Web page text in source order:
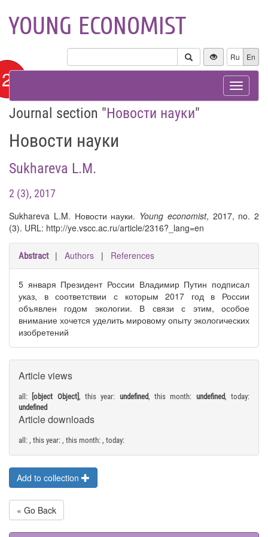
YOUNG ECONOMIST
Ru En
Toggle
Journal section "Новости науки"
Новости науки
Sukhareva L.M.
2 (3), 2017
Sukhareva L.M. Новости науки. Young economist, 2017, no. 2
(3). URL: http://ye.vscc.ac.ru/article/2316?_lang=en
Abstract | Authors | References
5 января Президент России Владимир Путин подписал
указ, в соответствии с которым 2017 год в России
объявлен годом экологии. В связи с этим, особое
внимание хочется уделить мировому опыту экологических
изобретений
Article views
all: [object Object] , this year: undefined, this month: undefined, today:
undefined
Article downloads
all: , this year: , this month: , today:
Add to collection
« Go Back